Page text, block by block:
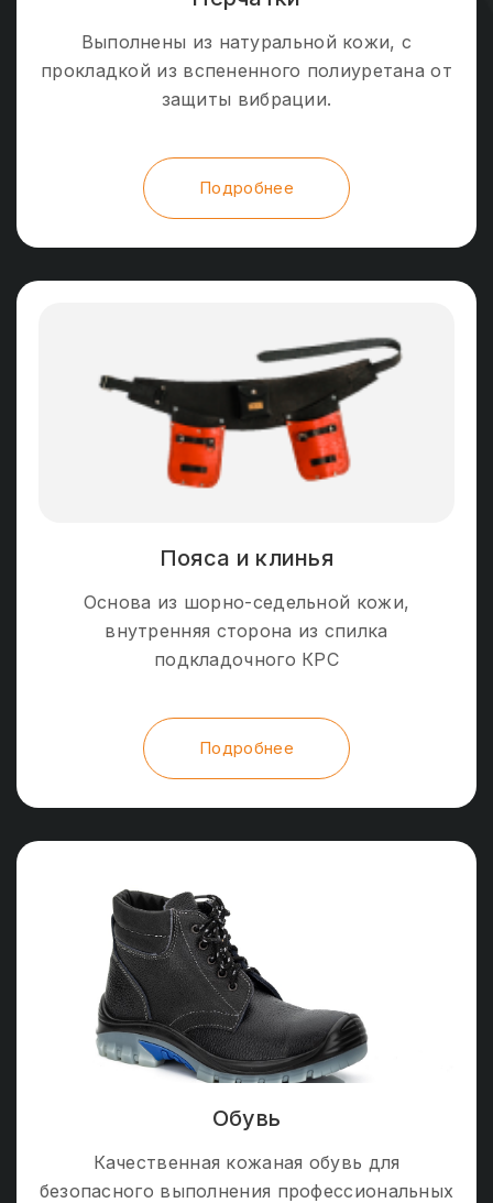
Выполнены из натуральной кожи, с
прокладкой из вспененного полиуретана от
защиты вибрации.
Подробнее
Пояса и клинья
Основа из шорно-седельной кожи,
внутренняя сторона из спилка
подкладочного КРС
Подробнее
Обувь
Качественная кожаная обувь для
безопасного выполнения профессиональных